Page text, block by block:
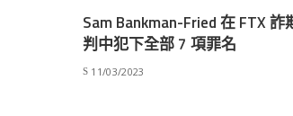
Sam Bankman-Fried 在 FTX 詐
判中犯下全部 7 項罪名
11/03/2023